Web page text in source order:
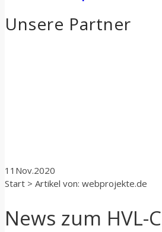
Unsere Partner
11 Nov.2020
Start > Artikel von: webprojekte.de
News zum HVL-